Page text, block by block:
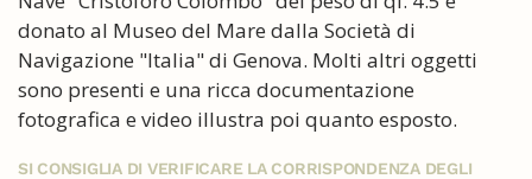
donato al Museo del Mare dalla Società di
Navigazione "Italia" di Genova. Molti altri oggetti
sono presenti e una ricca documentazione
fotografica e video illustra poi quanto esposto.
SI CONSIGLIA DI VERIFICARE LA CORRISPONDENZA DEGLI